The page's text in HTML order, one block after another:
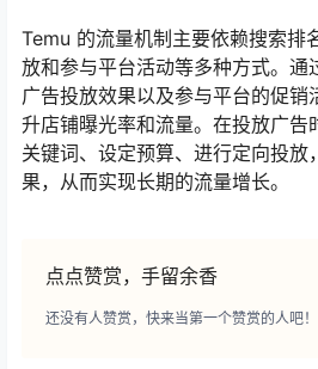
Temu 的流量机制主要依赖搜索排
放和参与平台活动等多种方式。通
广告投放效果以及参与平台的促销
升店铺曝光率和流量。在投放广告
关键词、设定预算、进行定向投放
果，从而实现长期的流量增长。
点点赞赏，手留余香
还没有人赞赏，快来当第一个赞赏的人吧！